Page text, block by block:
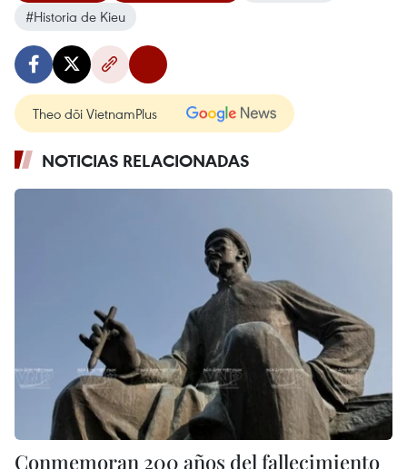
#Historia de Kieu
Theo dõi VietnamPlus
NOTICIAS RELACIONADAS
Conmemoran 200 años del fallecimiento